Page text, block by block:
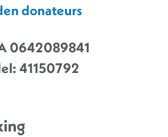
donateurs
0642089841
41150792